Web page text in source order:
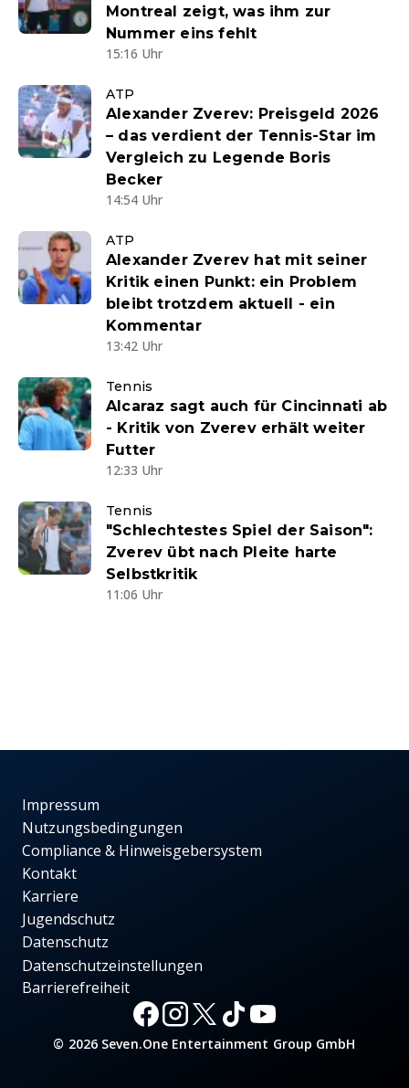
Montreal zeigt, was ihm zur
Nummer eins fehlt
15:16 Uhr
ATP
Alexander Zverev: Preisgeld 2026
– das verdient der Tennis-Star im
Vergleich zu Legende Boris
Becker
14:54 Uhr
ATP
Alexander Zverev hat mit seiner
Kritik einen Punkt: ein Problem
bleibt trotzdem aktuell - ein
Kommentar
13:42 Uhr
Tennis
Alcaraz sagt auch für Cincinnati ab
- Kritik von Zverev erhält weiter
Futter
12:33 Uhr
Tennis
"Schlechtestes Spiel der Saison":
Zverev übt nach Pleite harte
Selbstkritik
11:06 Uhr
Impressum
Nutzungsbedingungen
Compliance & Hinweisgebersystem
Kontakt
Karriere
Jugendschutz
Datenschutz
Datenschutzeinstellungen
Barrierefreiheit
© 2026 Seven.One Entertainment Group GmbH